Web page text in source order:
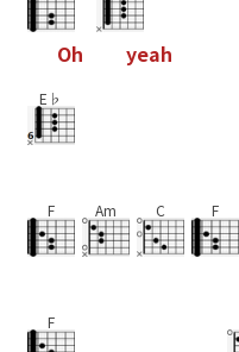
Oh yeah
E♭
F Am C F
F